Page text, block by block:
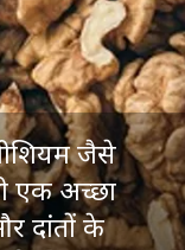
जैसे
एक अच्छा
दांतों के